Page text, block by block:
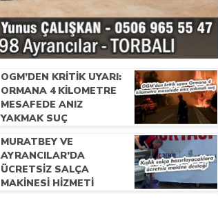
OGM’DEN KRITIK UYARI:
ORMANA 4 KILOMETRE
MESAFEDE ANIZ
YAKMAK SUÇ
MURATBEY VE
AYRANCILAR’DA
ÜCRETSIZ SALÇA
MAKINESI HIZMETI